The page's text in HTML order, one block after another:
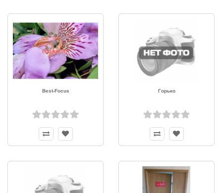
Best-Focus Горько